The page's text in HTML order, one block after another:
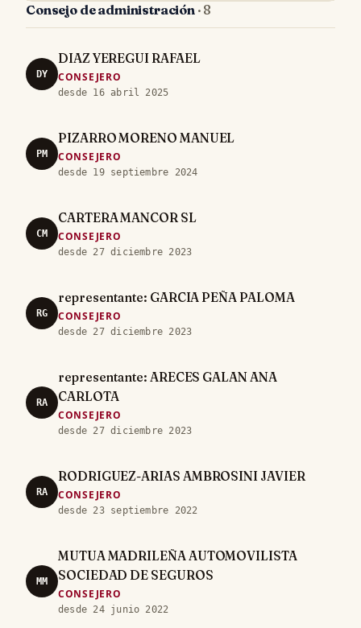
Consejo de administración · 8
DY
DIAZ YEREGUI RAFAEL
CONSEJERO
desde 16 abril 2025
PM
PIZARRO MORENO MANUEL
CONSEJERO
desde 19 septiembre 2024
CM
CARTERA MANCOR SL
CONSEJERO
desde 27 diciembre 2023
RG
representante: GARCIA PEÑA PALOMA
CONSEJERO
desde 27 diciembre 2023
RA
representante: ARECES GALAN ANA
CARLOTA
CONSEJERO
desde 27 diciembre 2023
RA
RODRIGUEZ-ARIAS AMBROSINI JAVIER
CONSEJERO
desde 23 septiembre 2022
MM
MUTUA MADRILEÑA AUTOMOVILISTA
SOCIEDAD DE SEGUROS
CONSEJERO
desde 24 junio 2022